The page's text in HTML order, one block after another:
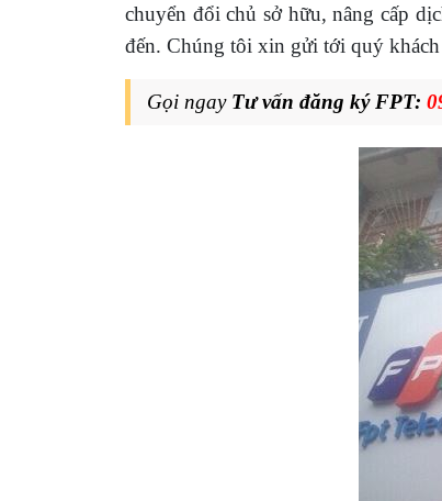
chuyển đổi chủ sở hữu, nâng cấp
đến. Chúng tôi xin gửi tới quý
Gọi ngay Tư vấn đăng ký FPT: